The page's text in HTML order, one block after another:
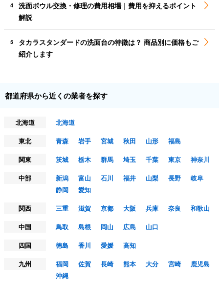
4
洗面ボウル交換・修理の費用相場｜費用を抑えるポイント
解説
5
タカラスタンダードの洗面台の特徴は？ 商品別に価格もご
紹介します
都道府県から近くの業者を探す
北海道
北海道
東北
青森 岩手 宮城 秋田 山形
福島
関東
茨城 栃木 群馬 埼玉 千葉 東京
神奈川
中部
新潟 富山 石川 福井 山梨 長野
岐阜
静岡
愛知
関西
三重 滋賀 京都 大阪 兵庫 奈良
和歌山
中国
鳥取 島根 岡山 広島
山口
四国
徳島 香川 愛媛
高知
九州
福岡 佐賀 長崎 熊本 大分 宮崎
鹿児島
沖縄